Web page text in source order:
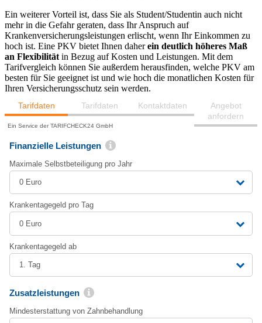
Ein weiterer Vorteil ist, dass Sie als Student/Studentin auch nicht
mehr in die Gefahr geraten, dass Ihr Anspruch auf
Krankenversicherungsleistungen erlischt, wenn Ihr Einkommen zu
hoch ist. Eine PKV bietet Ihnen daherein deutlich höheres Maß
an Flexibilität in Bezug auf Kosten und Leistungen. Mit dem
Tarifvergleich können Sie außerdem herausfinden, welche PKV am
besten für Sie geeignet ist und wie hoch die monatlichen Kosten für
Ihren Versicherungsschutz sein werden.